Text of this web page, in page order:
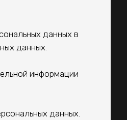
данных в
данных.
информации
данных.